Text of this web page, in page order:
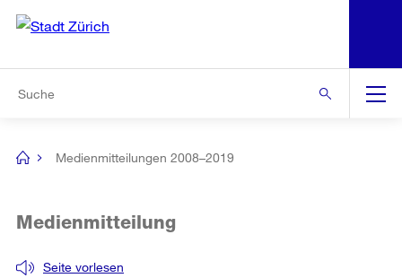
Navigation
[no
Medienmitteilungen 2008–2019
Seite vorlesen
Medienmitteilung